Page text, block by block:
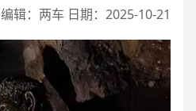
编辑：两车 日期：2025-10-21